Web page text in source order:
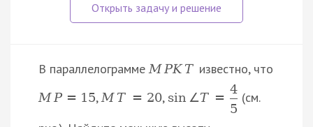
В параллелограммеM PK T известно, что
M P = 15,M T = 20, sin ∠T =
4
5
(см.